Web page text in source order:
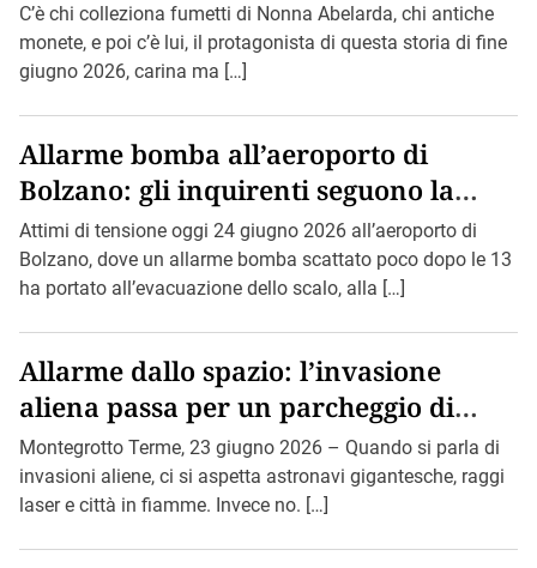
C’è chi colleziona fumetti di Nonna Abelarda, chi antiche
monete, e poi c’è lui, il protagonista di questa storia di fine
giugno 2026, carina ma […]
Allarme bomba all’aeroporto di
Bolzano: gli inquirenti seguono la
pista di Bin Loden.
Attimi di tensione oggi 24 giugno 2026 all’aeroporto di
Bolzano, dove un allarme bomba scattato poco dopo le 13
ha portato all’evacuazione dello scalo, alla […]
Allarme dallo spazio: l’invasione
aliena passa per un parcheggio di
Montegrotto.
Montegrotto Terme, 23 giugno 2026 – Quando si parla di
invasioni aliene, ci si aspetta astronavi gigantesche, raggi
laser e città in fiamme. Invece no. […]